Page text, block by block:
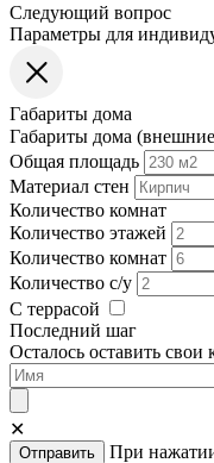
Следующий вопрос
Параметры для
Габариты дома
Габариты дома
Общая площадь
Материал стен
Количество комнат
Количество этажей
Количество комнат
Количество с/у
С террасой
Последний шаг
Осталось оставить свои
✕
Отправить
При